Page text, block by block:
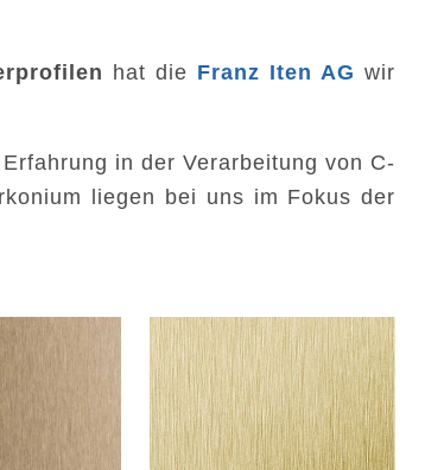
hat die Franz Iten AG wir
in der Verarbeitung von C-
liegen bei uns im Fokus der